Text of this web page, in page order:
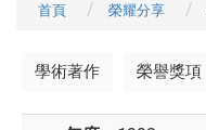
首頁 榮耀分享
學術著作 榮譽獎項